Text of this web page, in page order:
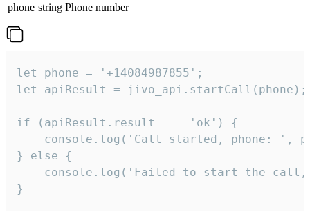
phone string Phone number
let phone = '+14084987855';
let apiResult = jivo_api.startCall(phone);
if (apiResult.result === 'ok') {
console.log('Call started, phone: ',
} else {
console.log('Failed to start the
}